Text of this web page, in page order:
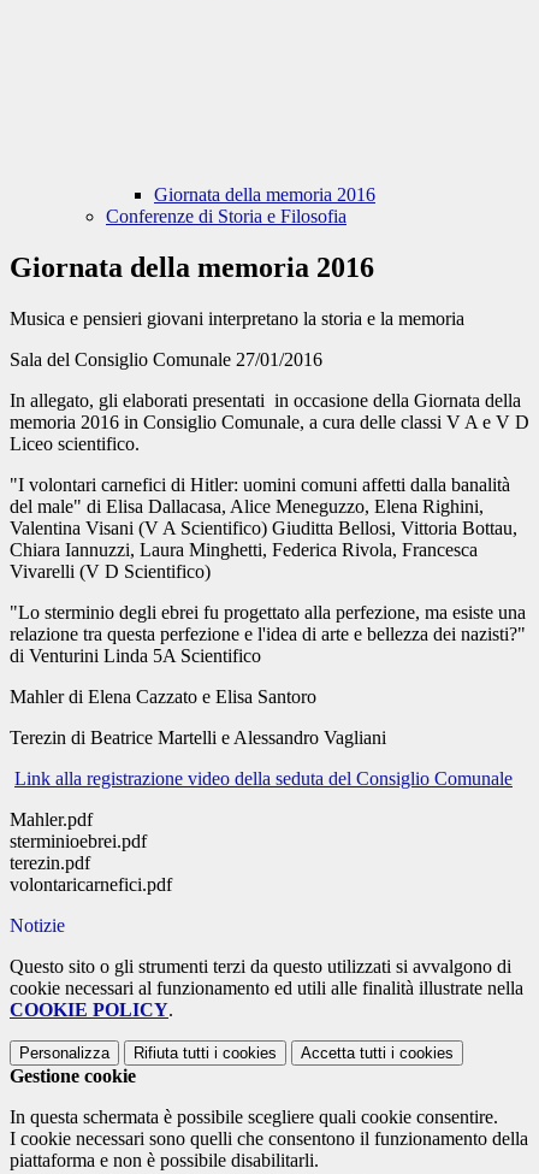
Giornata della memoria 2016
Conferenze di Storia e Filosofia
Giornata della memoria 2016
Musica e pensieri giovani interpretano la storia e la memoria
Sala del Consiglio Comunale 27/01/2016
In allegato, gli elaborati presentati in occasione della Giornata della
memoria 2016 in Consiglio Comunale, a cura delle classi V A e V D
Liceo scientifico.
"I volontari carnefici di Hitler: uomini comuni affetti dalla banalità
del male" di Elisa Dallacasa, Alice Meneguzzo, Elena Righini,
Valentina Visani (V A Scientifico) Giuditta Bellosi, Vittoria Bottau,
Chiara Iannuzzi, Laura Minghetti, Federica Rivola, Francesca
Vivarelli (V D Scientifico)
"Lo sterminio degli ebrei fu progettato alla perfezione, ma esiste una
relazione tra questa perfezione e l'idea di arte e bellezza dei nazisti?"
di Venturini Linda 5A Scientifico
Mahler di Elena Cazzato e Elisa Santoro
Terezin di Beatrice Martelli e Alessandro Vagliani
Link alla registrazione video della seduta del Consiglio Comunale
Mahler.pdf
sterminioebrei.pdf
terezin.pdf
volontaricarnefici.pdf
Notizie
Questo sito o gli strumenti terzi da questo utilizzati si avvalgono di
cookie necessari al funzionamento ed utili alle finalità illustrate nella
COOKIE POLICY.
Personalizza Rifiuta tutti i cookies Accetta tutti i cookies
Gestione cookie
In questa schermata è possibile scegliere quali cookie consentire.
I cookie necessari sono quelli che consentono il funzionamento della
piattaforma e non è possibile disabilitarli.